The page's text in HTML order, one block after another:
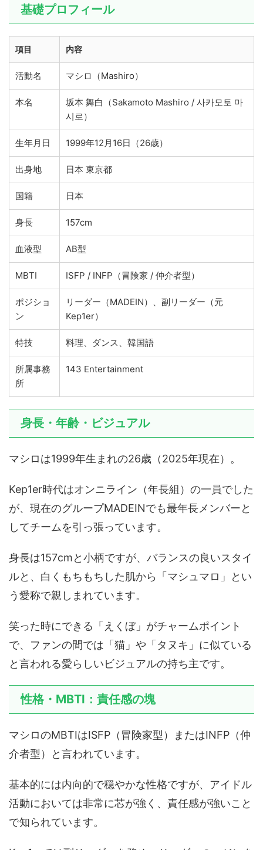
基礎プロフィール
項目 内容
活動名 マシロ（Mashiro）
本名
坂本 舞白（Sakamoto Mashiro / 사카모토 마
시로）
生年月日 1999年12月16日（26歳）
出身地 日本 東京都
国籍 日本
身長 157cm
血液型 AB型
MBTI ISFP / INFP（冒険家 / 仲介者型）
ポジショ
ン
リーダー（MADEIN）、副リーダー（元
Kep1er）
特技 料理、ダンス、韓国語
所属事務
所
143 Entertainment
身長・年齢・ビジュアル
マシロは1999年生まれの26歳（2025年現在）。
Kep1er時代はオンニライン（年長組）の一員でした
が、現在のグループMADEINでも最年長メンバーと
してチームを引っ張っています。
身長は157cmと小柄ですが、バランスの良いスタイ
ルと、白くもちもちした肌から「マシュマロ」とい
う愛称で親しまれています。
笑った時にできる「えくぼ」がチャームポイント
で、ファンの間では「猫」や「タヌキ」に似ている
と言われる愛らしいビジュアルの持ち主です。
性格・MBTI：責任感の塊
マシロのMBTIはISFP（冒険家型）またはINFP（仲
介者型）と言われています。
基本的には内向的で穏やかな性格ですが、アイドル
活動においては非常に芯が強く、責任感が強いこと
で知られています。